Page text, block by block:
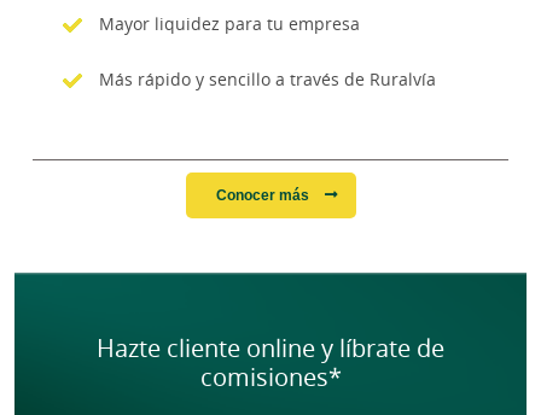
Mayor liquidez para tu empresa
Más rápido y sencillo a través de Ruralvía
Conocer más
Hazte cliente online y líbrate de
comisiones*